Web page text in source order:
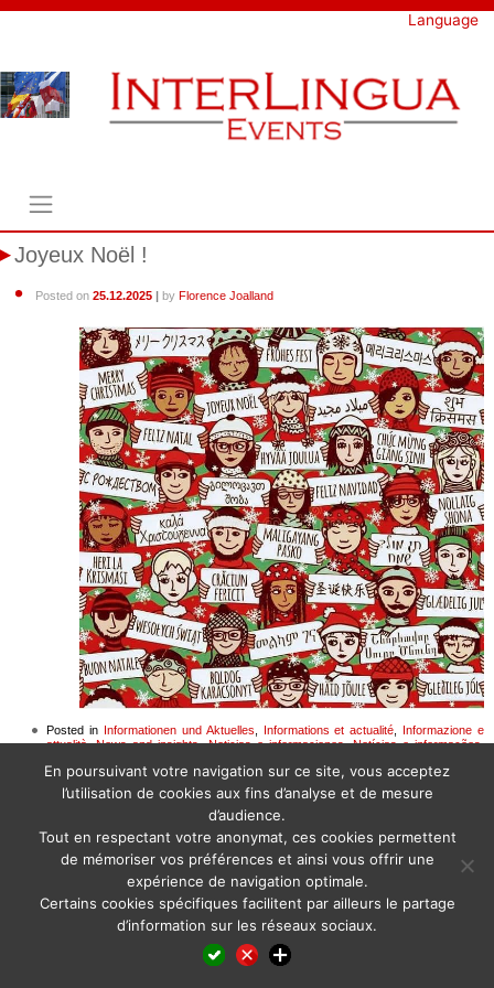
Skip
Language
Joyeux Noël !
Posted on 25.12.2025 | by Florence Joalland
Posted in Informationen und Aktuelles Informations et actualité
Informazione e
attualità,News and insights,Noticias e informaciones,Notícias e informações,
LinkedIn
X WhatsAppPinterest
En poursuivant votre navigation sur ce site, vous acceptez
l’utilisation de cookies aux fins d’analyse et de mesure
d’audience.
Tout en respectant votre anonymat, ces cookies permettent
de mémoriser vos préférences et ainsi vous offrir une
expérience de navigation optimale.
Certains cookies spécifiques facilitent par ailleurs le partage
d’information sur les réseaux sociaux.